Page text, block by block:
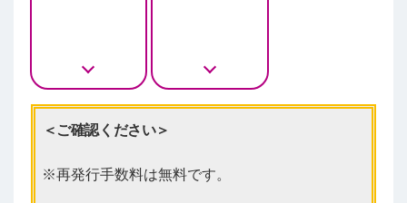
＜ご確認ください＞
再発行手数料は無料です。